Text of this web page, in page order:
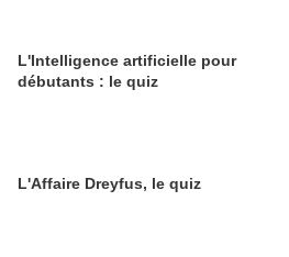
L'Intelligence artificielle pour
débutants : le quiz
L'Affaire Dreyfus, le quiz